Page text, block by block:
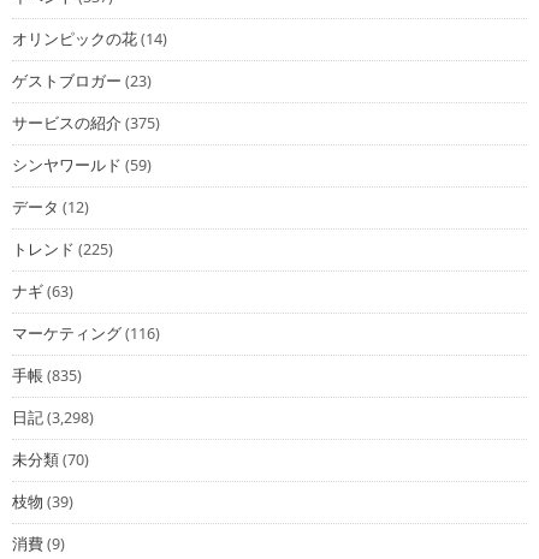
オリンピックの花(14)
ゲストブロガー (23)
サービスの紹介(375)
シンヤワールド (59)
データ (12)
トレンド (225)
ナギ(63)
マーケティング(116)
手帳(835)
日記(3,298)
未分類(70)
枝物 (39)
消費(9)